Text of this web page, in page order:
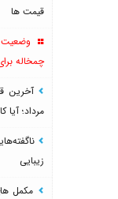
قیمت ها
وضعیت
چمخاله
مرداد؛
زیبایی
مکمل